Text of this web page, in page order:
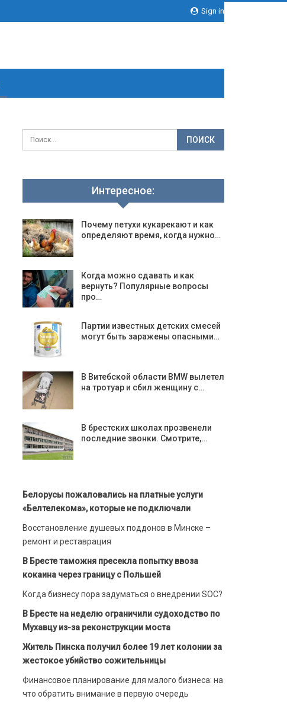
Sign in
Интересное:
Почему петухи кукарекают и как
определяют время, когда нужно…
Когда можно сдавать и как
вернуть? Популярные вопросы
про…
Партии известных детских смесей
могут быть заражены опасными…
В Витебской области BMW вылетел
на тротуар и сбил женщину с…
В брестских школах прозвенели
последние звонки. Смотрите,…
Белорусы пожаловались на платные услуги
«Белтелекома», которые не подключали
Восстановление душевых поддонов в Минске –
ремонт и реставрация
В Бресте таможня пресекла попытку ввоза
кокаина через границу с Польшей
Когда бизнесу пора задуматься о внедрении SOC?
В Бресте на неделю ограничили судоходство по
Мухавцу из-за реконструкции моста
Житель Пинска получил более 19 лет колонии за
жестокое убийство сожительницы
Финансовое планирование для малого бизнеса: на
что обратить внимание в первую очередь